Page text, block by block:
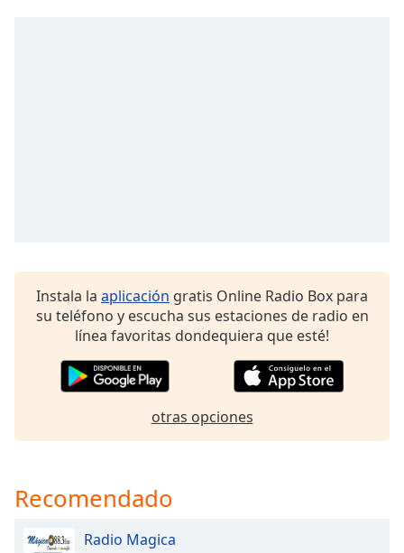
dialog
window.
the
Text
Instala la aplicación gratis Online Radio Box para
su teléfono y escucha sus estaciones de radio en
línea favoritas dondequiera que esté!
otras opciones
Recomendado
Radio Magica